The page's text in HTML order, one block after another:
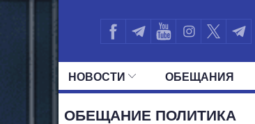
НОВОСТИ ОБЕЩАНИЯ
ОБЕЩАНИЕ ПОЛИТИКА